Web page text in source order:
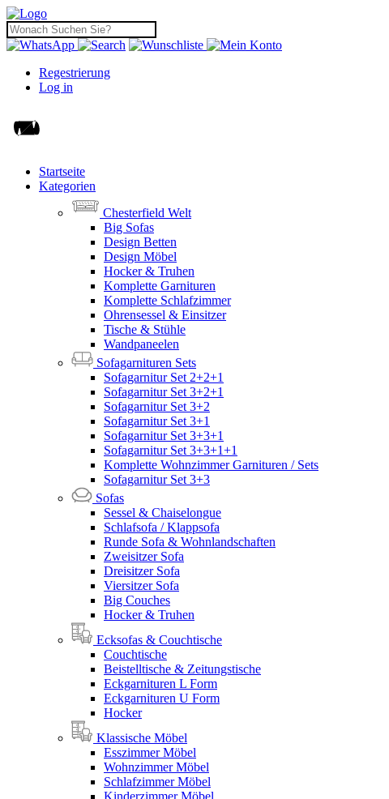
Regestrierung
Log in
Startseite
Kategorien
Chesterfield Welt
Big Sofas
Design Betten
Design Möbel
Hocker & Truhen
Komplette Garnituren
Komplette Schlafzimmer
Ohrensessel & Einsitzer
Tische & Stühle
Wandpaneelen
Sofagarnituren Sets
Sofagarnitur Set 2+2+1
Sofagarnitur Set 3+2+1
Sofagarnitur Set 3+2
Sofagarnitur Set 3+1
Sofagarnitur Set 3+3+1
Sofagarnitur Set 3+3+1+1
Komplette Wohnzimmer Garnituren / Sets
Sofagarnitur Set 3+3
Sofas
Sessel & Chaiselongue
Schlafsofa / Klappsofa
Runde Sofa & Wohnlandschaften
Zweisitzer Sofa
Dreisitzer Sofa
Viersitzer Sofa
Big Couches
Hocker & Truhen
Ecksofas & Couchtische
Couchtische
Beistelltische & Zeitungstische
Eckgarnituren L Form
Eckgarnituren U Form
Hocker
Klassische Möbel
Esszimmer Möbel
Wohnzimmer Möbel
Schlafzimmer Möbel
Kinderzimmer Möbel